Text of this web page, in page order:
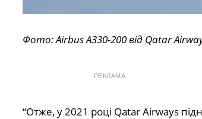
Фото: Airbus A330-200 від Qatar
РЕКЛАМА
“Отже, у 2021 році Qatar Airways